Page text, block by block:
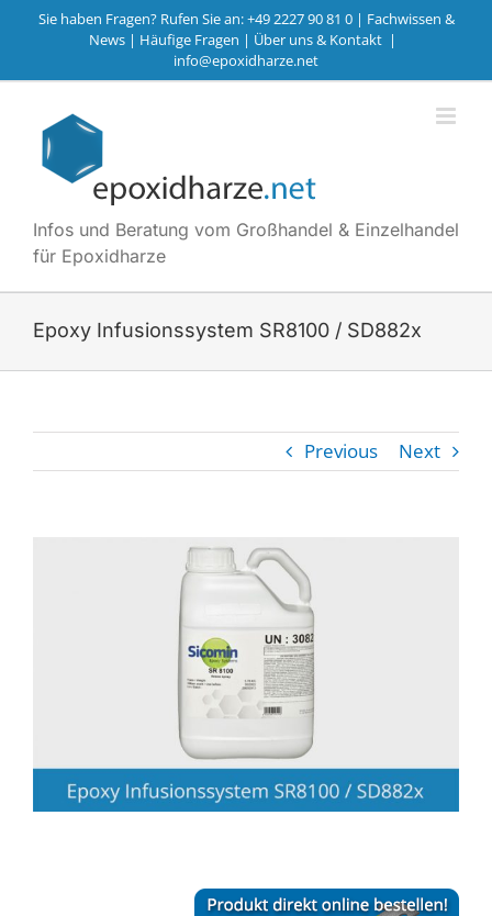
Sie haben Fragen? Rufen Sie an: +49 2227 90 81 0 | Fachwissen &
News | Häufige Fragen | Über uns & Kontakt |
info@epoxidharze.net
Infos und Beratung vom Großhandel & Einzelhandel
für Epoxidharze
Epoxy Infusionssystem SR8100 / SD882x
Previous Next